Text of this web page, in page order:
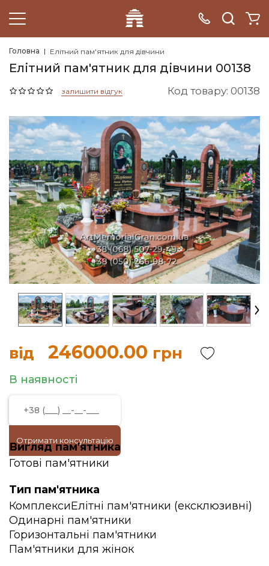
Головна Елітний пам'ятник для дівчини
Елітний пам'ятник для дівчини 00138
залишити відгук Код товару: 00138
від 246000.00 грн
В наявності
Отримати консультацію
Вигляд пам'ятника
Готові пам'ятники
Тип пам'ятника
КомплексиЕлітні пам'ятники (ексклюзивні)
Одинарні пам'ятники
Горизонтальні пам'ятники
Пам'ятники для жінок